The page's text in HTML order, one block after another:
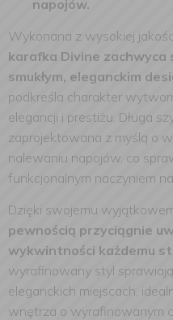
napojów.
Wykonana z wysokiej
karafka Divine
smukłym, eleganckim
podkreśla charakter
elegancji i prestiżu. Długa
zaprojektowana z myślą o
nalewaniu napojów, co
funkcjonalnym naczyniem
Dzięki swojemu
pewnością przyciągnie
wykwintności każdemu
wyrafinowany styl
eleganckich miejscach,
wnętrza o wyrafinowanym